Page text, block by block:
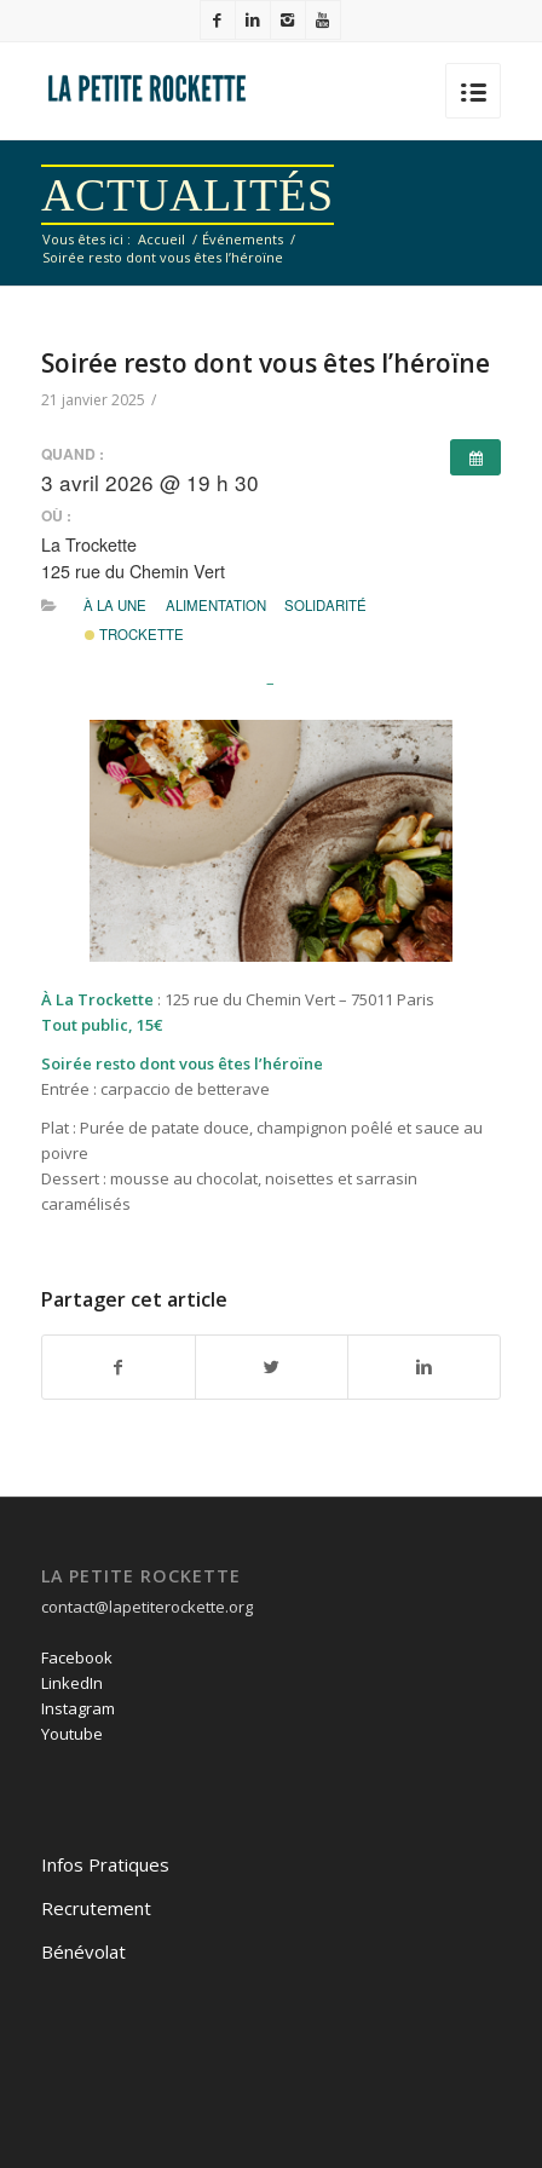
ACTUALITÉS
Vous êtes ici : Accueil / Événements /
Soirée resto dont vous êtes l’héroïne
Soirée resto dont vous êtes l’héroïne
21 janvier 2025 /
QUAND :
3 avril 2026 @ 19 h 30
OÙ :
La Trockette
125 rue du Chemin Vert
À LA UNE ALIMENTATION
SOLIDARITÉ
TROCKETTE
–
À La Trockette : 125 rue du Chemin Vert – 75011 Paris
Tout public, 15€
Soirée resto dont vous êtes l’héroïne
Entrée : carpaccio de betterave
Plat : Purée de patate douce, champignon poêlé et sauce au
poivre
Dessert : mousse au chocolat, noisettes et sarrasin
caramélisés
Partager cet article
LA PETITE ROCKETTE
contact@lapetiterockette.org
Facebook
LinkedIn
Instagram
Youtube
Infos Pratiques
Recrutement
Bénévolat